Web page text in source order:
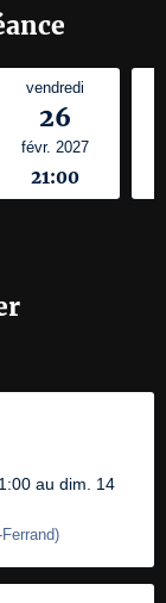
vendredi
26
févr. 2027
21:00
au dim. 14
)